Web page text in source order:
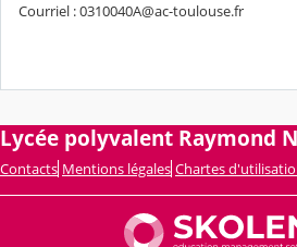
Courriel : 0310040A@ac-toulouse.fr
Lycée polyvalent Raymond
Contacts Mentions légales Chartes